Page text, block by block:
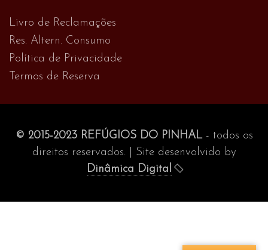
Livro de Reclamações
Res. Altern. Consumo
Política de Privacidade
Termos de Reserva
© 2015-2023 REFÚGIOS DO PINHAL- todos os
direitos reservados. | Site desenvolvido by
Dinâmica Digital